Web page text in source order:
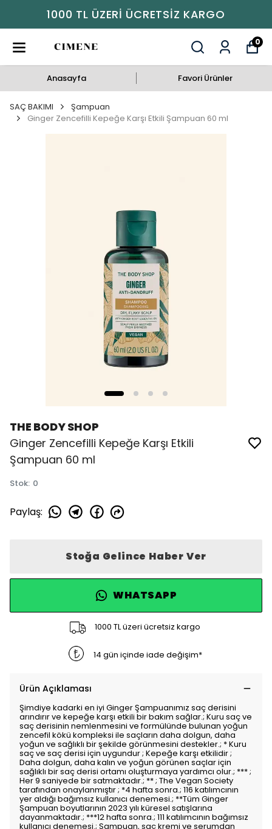
1000 TL ÜZERI ÜCRETSIZ KARGO
0
Anasayfa Favori Ürünler
SAÇ BAKIMI
Şampuan
Ginger Zencefilli Kepeğe Karşı Etkili Şampuan 60 ml
THE BODY SHOP
Ginger Zencefilli Kepeğe Karşı Etkili
Şampuan 60 ml
Stok: 0
Paylaş:
Stoğa Gelince Haber Ver
WHATSAPP
1000 TL üzeri ücretsiz kargo
14 gün içinde iade değişim*
Ürün Açıklaması
Şimdiye kadarki en iyi Ginger Şampuanımız saç derisini
arındırır ve kepeğe karşı etkili bir bakım sağlar.; Kuru saç ve
saç derisinin nemlenmesini ve formülünde bulunan yoğun
zencefil kökü kompleksi ile saçların daha dolgun, daha
yoğun ve sağlıklı bir şekilde görünmesini destekler.; * Kuru
saç ve saç derisi için uygundur ; Kepeğe karşı etkilidir ;
Daha dolgun, daha kalın ve yoğun görünen saçlar için
sağlıklı bir saç derisi ortamı oluşturmaya yardımcı olur.; *** ;
Her 9 saniyede bir satmaktadır.; ** ; The Vegan Society
tarafından onaylanmıştır ; *4 hafta sonra.; 116 katılımcının
yer aldığı bağımsız kullanıcı denemesi.; **Tüm Ginger
Şampuan boyutlarının 2023 yılı küresel satışlarına
dayanmaktadır.; ***12 hafta sonra.; 111 katılımcının bağımsız
kullanıcı denemesi.; Şampuan, saç kremi ve serumdan